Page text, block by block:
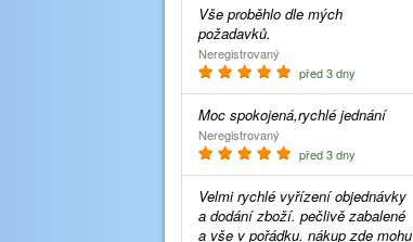
Vše proběhlo dle mých
požadavků.
Neregistrovaný
před 3 dny
Moc spokojená,rychlé jednání
Neregistrovaný
před 3 dny
Velmi rychlé vyřízení objednávky
a dodání zboží. pečlivě zabalené
a vše v pořádku. nákup zde mohu